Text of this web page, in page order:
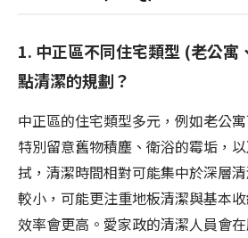
1. 中正區不同住宅類型 (老公寓
點清潔的規劃？
中正區的住宅類型多元，例如老公
特別留意舊物積塵、衛浴的霉垢，
拭，清潔時間相對可能集中於深層
較小，可能更注重地板清潔與基本
效率會更高。愛家政的清潔人員會